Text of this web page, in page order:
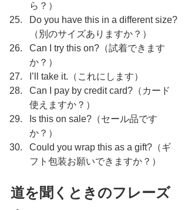
ら？）
Do you have this in a different size?
（別のサイズありますか？）
Can I try this on?（試着できます
か？）
I’ll take it.（これにします）
Can I pay by credit card?（カード
使えますか？）
Is this on sale?（セール品です
か？）
Could you wrap this as a gift?（ギ
フト包装お願いできますか？）
道を聞くときのフレーズ